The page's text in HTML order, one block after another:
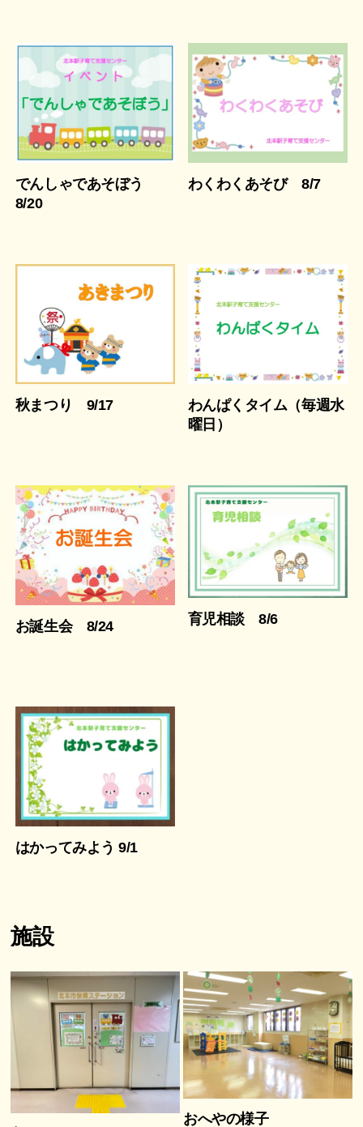
でんしゃであそぼう
8/20
わくわくあそび 8/7
秋まつり 9/17
わんぱくタイム（毎週水
曜日）
お誕生会 8/24 育児相談 8/6
はかってみよう 9/1
施設
おへやの様子